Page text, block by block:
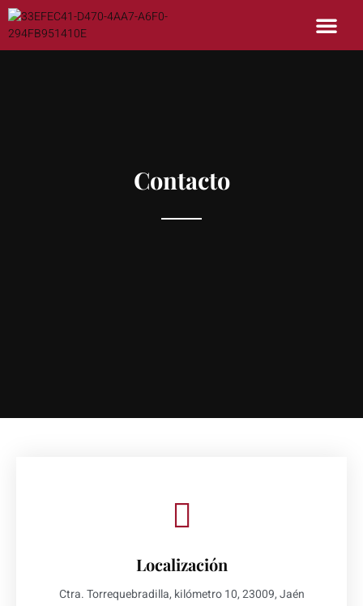
Contacto
Localización
Ctra. Torrequebradilla, kilómetro 10, 23009, Jaén